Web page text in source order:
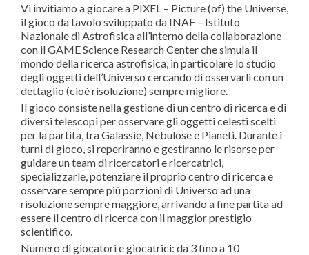
Vi invitiamo a giocare a PIXEL – Picture (of) the Universe,
il gioco da tavolo sviluppato da INAF – Istituto
Nazionale di Astrofisica all’interno della collaborazione
con il GAME Science Research Center che simula il
mondo della ricerca astrofisica, in particolare lo studio
degli oggetti dell’Universo cercando di osservarli con un
dettaglio (cioè risoluzione) sempre migliore.
Il gioco consiste nella gestione di un centro di ricerca e di
diversi telescopi per osservare gli oggetti celesti scelti
per la partita, tra Galassie, Nebulose e Pianeti. Durante i
turni di gioco, si reperiranno e gestiranno le risorse per
guidare un team di ricercatori e ricercatrici,
specializzarle, potenziare il proprio centro di ricerca e
osservare sempre più porzioni di Universo ad una
risoluzione sempre maggiore, arrivando a fine partita ad
essere il centro di ricerca con il maggior prestigio
scientifico.
Numero di giocatori e giocatrici: da 3 fino a 10